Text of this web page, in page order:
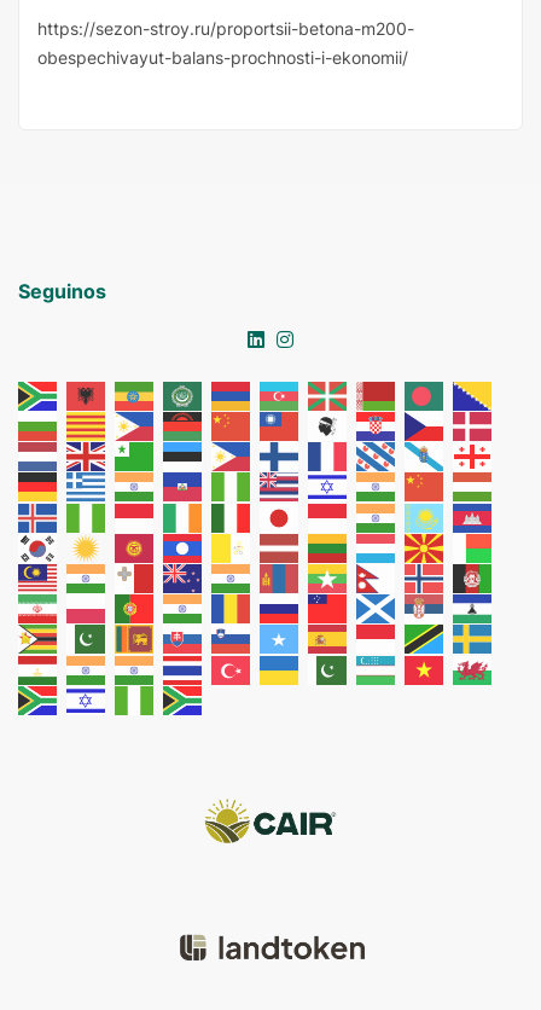
https://sezon-stroy.ru/proportsii-betona-m200-
obespechivayut-balans-prochnosti-i-ekonomii/
Seguinos